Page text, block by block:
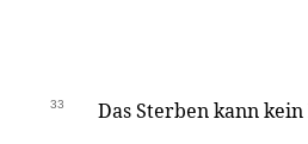
33 Das Sterben kann